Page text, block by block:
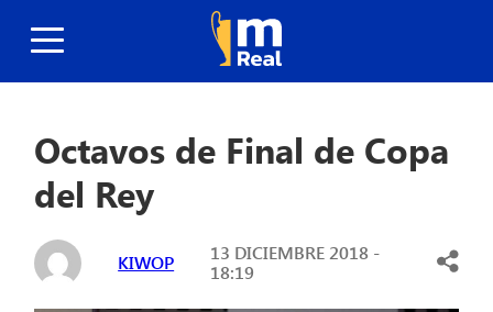
Octavos de Final de Copa
del Rey
KIWOP
13 DICIEMBRE 2018 -
18:19